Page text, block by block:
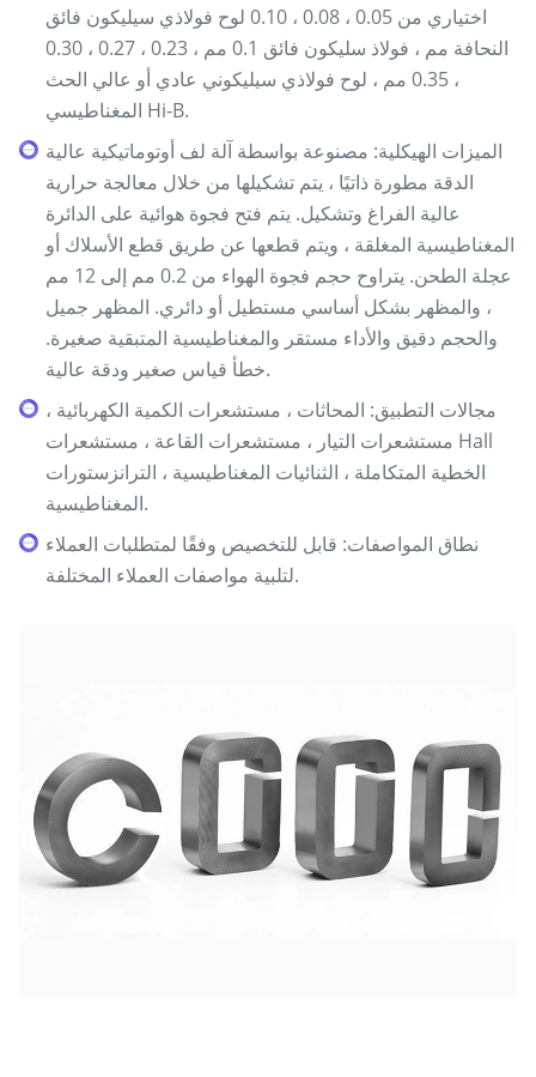
اختياري من 0.05 ، 0.08 ، 0.10 لوح فولاذي سيليكون فائق
النحافة مم ، فولاذ سليكون فائق 0.1 مم ، 0.23 ، 0.27 ، 0.30
، 0.35 مم ، لوح فولاذي سيليكوني عادي أو عالي الحث
المغناطيسي Hi-B.
الميزات الهيكلية: مصنوعة بواسطة آلة لف أوتوماتيكية عالية
الدقة مطورة ذاتيًا ، يتم تشكيلها من خلال معالجة حرارية
عالية الفراغ وتشكيل. يتم فتح فجوة هوائية على الدائرة
المغناطيسية المغلقة ، ويتم قطعها عن طريق قطع الأسلاك أو
عجلة الطحن. يتراوح حجم فجوة الهواء من 0.2 مم إلى 12 مم
، والمظهر بشكل أساسي مستطيل أو دائري. المظهر جميل
والحجم دقيق والأداء مستقر والمغناطيسية المتبقية صغيرة.
خطأ قياس صغير ودقة عالية.
مجالات التطبيق: المحاثات ، مستشعرات الكمية الكهربائية ،
مستشعرات التيار ، مستشعرات القاعة ، مستشعرات Hall
الخطية المتكاملة ، الثنائيات المغناطيسية ، الترانزستورات
المغناطيسية.
نطاق المواصفات: قابل للتخصيص وفقًا لمتطلبات العملاء
لتلبية مواصفات العملاء المختلفة.